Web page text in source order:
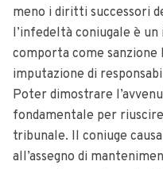
meno i diritti successori
l’infedeltà coniugale è
comporta come sanzione
imputazione di
Poter dimostrare
fondamentale per
tribunale. Il coniuge
all’assegno di